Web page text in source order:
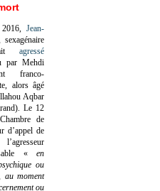
Jean-
sexagénaire
agressé
par Mehdi
franco-
alors âgé
Aqbar
Le 12
de
d’appel de
«en
ou
au moment
ou